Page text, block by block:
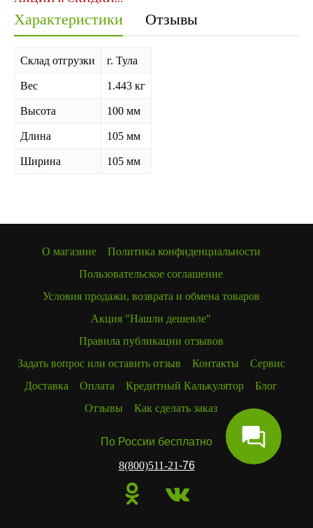
Характеристики Отзывы
Склад отгрузки г. Тула
Вес 1.443 кг
Высота 100 мм
Длина 105 мм
Ширина 105 мм
О магазине
Политика конфиденциальности
Пользовательское соглашение
Условия продажи, возврата и обмена товаров
Акция "Нашли дешевле"
Правила публикации отзывов
Задать вопрос или оставить отзыв
Контакты
Сервис
Доставка
Оплата Кредитный Калькулятор
Блог
Отзывы
Как сделать заказ
По России бесплатно
8(800)511-21-76